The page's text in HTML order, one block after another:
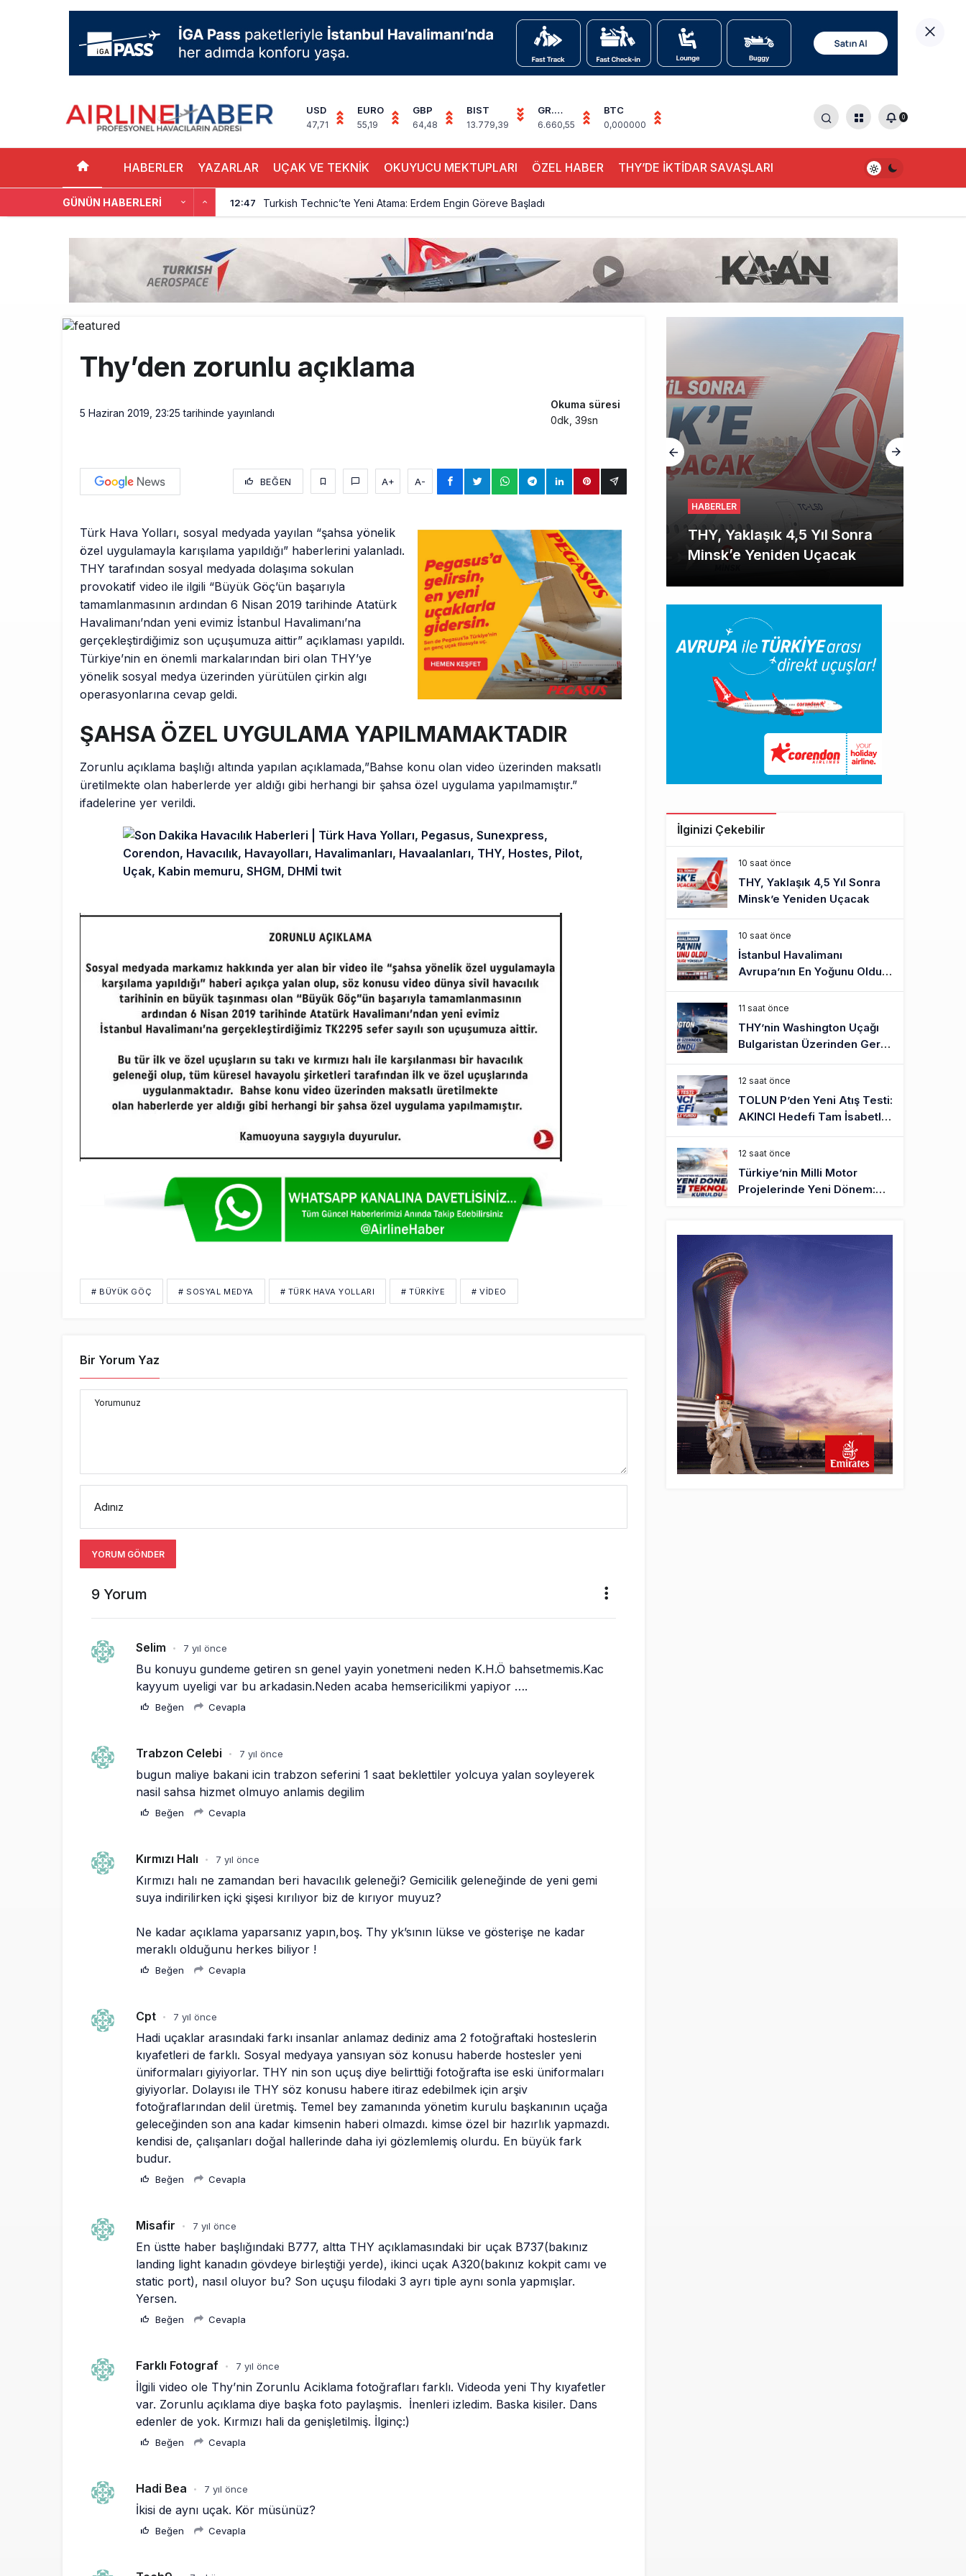
USD
47,71
EURO
55,19
GBP
64,48
BIST
13.779,39
GR.
ALTIN
6.660,55
BTC
0,000000
0
HABERLER YAZARLAR UÇAK VE TEKNİK OKUYUCU MEKTUPLARI ÖZEL HABER THY’DE İKTİDAR SAVAŞLARI
GÜNÜN HABERLERI 12:47 Turkish Technic’te Yeni Atama: Erdem Engin Göreve Başladı
İstanbul Havalimanı Avrupa’nın En Yoğunu Oldu, Dünyada 7’nciliğe Yükseldi
THY’nin Washington Uçağı Bulgaristan Üzerinden Geri Döndü
18:40 SunExpress Günlük Yolcu Rekorunu 72 Bin 340’a Çıkardı
Thy’den zorunlu açıklama
5 Haziran 2019, 23:25 tarihinde yayınlandı
Okuma süresi
0dk, 39sn
BEĞEN A+ A-
Türk Hava Yolları, sosyal medyada yayılan “şahsa yönelik
özel uygulamayla karışılama yapıldığı” haberlerini yalanladı.
THY tarafından sosyal medyada dolaşıma sokulan
provokatif video ile ilgili “Büyük Göç’ün başarıyla
tamamlanmasının ardından 6 Nisan 2019 tarihinde Atatürk
Havalimanı’ndan yeni evimiz İstanbul Havalimanı’na
gerçekleştirdiğimiz son uçuşumuza aittir” açıklaması yapıldı.
Türkiye’nin en önemli markalarından biri olan THY’ye
yönelik sosyal medya üzerinden yürütülen çirkin algı
operasyonlarına cevap geldi.
ŞAHSA ÖZEL UYGULAMA YAPILMAMAKTADIR
Zorunlu açıklama başlığı altında yapılan açıklamada,”Bahse konu olan video üzerinden maksatlı
üretilmekte olan haberlerde yer aldığı gibi herhangi bir şahsa özel uygulama yapılmamıştır.”
ifadelerine yer verildi.
# BÜYÜK GÖÇ # SOSYAL MEDYA # TÜRK HAVA YOLLARI # TÜRKIYE # VIDEO
Bir Yorum Yaz
Yorumunuz
Adınız
YORUM GÖNDER
9 Yorum
Selim • 7 yıl önce
Bu konuyu gundeme getiren sn genel yayin yonetmeni neden K.H.Ö bahsetmemis.Kac
kayyum uyeligi var bu arkadasin.Neden acaba hemsericilikmi yapiyor ….
Beğen Cevapla
Trabzon Celebi • 7 yıl önce
bugun maliye bakani icin trabzon seferini 1 saat beklettiler yolcuya yalan soyleyerek
nasil sahsa hizmet olmuyo anlamis degilim
Beğen Cevapla
Kırmızı Halı • 7 yıl önce
Kırmızı halı ne zamandan beri havacılık geleneği? Gemicilik geleneğinde de yeni gemi
suya indirilirken içki şişesi kırılıyor biz de kırıyor muyuz?
Ne kadar açıklama yaparsanız yapın,boş. Thy yk’sının lükse ve gösterişe ne kadar
meraklı olduğunu herkes biliyor !
Beğen Cevapla
Cpt • 7 yıl önce
Hadi uçaklar arasındaki farkı insanlar anlamaz dediniz ama 2 fotoğraftaki hosteslerin
kıyafetleri de farklı. Sosyal medyaya yansıyan söz konusu haberde hostesler yeni
üniformaları giyiyorlar. THY nin son uçuş diye belirttiği fotoğrafta ise eski üniformaları
giyiyorlar. Dolayısı ile THY söz konusu habere itiraz edebilmek için arşiv
fotoğraflarından delil üretmiş. Temel bey zamanında yönetim kurulu başkanının uçağa
geleceğinden son ana kadar kimsenin haberi olmazdı. kimse özel bir hazırlık yapmazdı.
kendisi de, çalışanları doğal hallerinde daha iyi gözlemlemiş olurdu. En büyük fark
budur.
Beğen Cevapla
Misafir • 7 yıl önce
En üstte haber başlığındaki B777, altta THY açıklamasındaki bir uçak B737(bakınız
landing light kanadın gövdeye birleştiği yerde), ikinci uçak A320(bakınız kokpit camı ve
static port), nasıl oluyor bu? Son uçuşu filodaki 3 ayrı tiple aynı sonla yapmışlar.
Yersen.
Beğen Cevapla
Farklı Fotograf • 7 yıl önce
İlgili video ole Thy’nin Zorunlu Aciklama fotoğrafları farklı. Videoda yeni Thy kıyafetler
var. Zorunlu açıklama diye başka foto paylaşmis.  İnenleri izledim. Baska kisiler. Dans
edenler de yok. Kırmızı hali da genişletilmiş. İlginç:)
Beğen Cevapla
Hadi Bea • 7 yıl önce
İkisi de aynı uçak. Kör müsünüz?
Beğen Cevapla
HABERLER
THY, Yaklaşık 4,5 Yıl Sonra
Minsk’e Yeniden Uçacak
İlginizi Çekebilir
10 saat önce
THY, Yaklaşık 4,5 Yıl Sonra
Minsk’e Yeniden Uçacak
10 saat önce
İstanbul Havalimanı
Avrupa’nın En Yoğunu Oldu,
Dünyada 7’nciliğe Yükseldi
11 saat önce
THY’nin Washington Uçağı
Bulgaristan Üzerinden Geri
Döndü
12 saat önce
TOLUN P’den Yeni Atış Testi:
AKINCI Hedefi Tam İsabetle
Vurdu
12 saat önce
Türkiye’nin Milli Motor
Projelerinde Yeni Dönem: